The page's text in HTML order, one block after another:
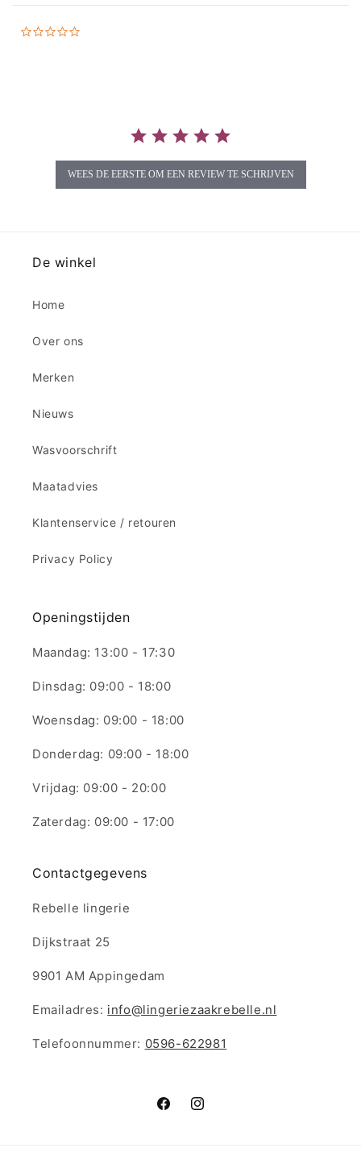
WEES DE EERSTE OM EEN REVIEW TE SCHRIJVEN
De winkel
Home
Over ons
Merken
Nieuws
Wasvoorschrift
Maatadvies
Klantenservice / retouren
Privacy Policy
Openingstijden
Maandag: 13:00 - 17:30
Dinsdag: 09:00 - 18:00
Woensdag: 09:00 - 18:00
Donderdag: 09:00 - 18:00
Vrijdag: 09:00 - 20:00
Zaterdag: 09:00 - 17:00
Contactgegevens
Rebelle lingerie
Dijkstraat 25
9901 AM Appingedam
Emailadres: info@lingeriezaakrebelle.nl
Telefoonnummer: 0596-622981
FacebookInstagram